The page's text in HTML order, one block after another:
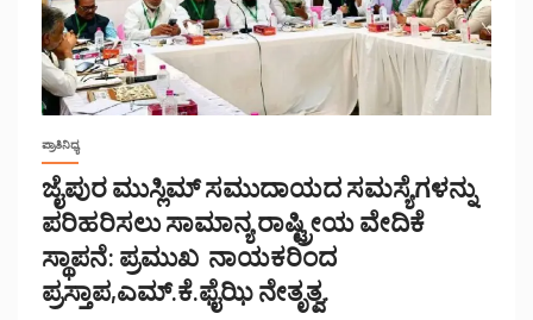
ಪ್ರಾತಿನಿಧ್ಯ
ಜೈಪುರ ಮುಸ್ಲಿಮ್ ಸಮುದಾಯದ ಸಮಸ್ಯೆಗಳನ್ನು
ಪರಿಹರಿಸಲು ಸಾಮಾನ್ಯ ರಾಷ್ಟ್ರೀಯ ವೇದಿಕೆ
ಸ್ಥಾಪನೆ: ಪ್ರಮುಖ ನಾಯಕರಿಂದ
ಪ್ರಸ್ತಾಪ,ಎಮ್.ಕೆ.ಫೈಝಿ ನೇತೃತ್ವ.